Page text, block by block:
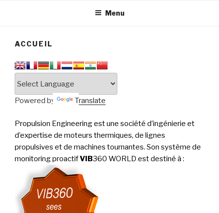
PERFORMANCE
Menu
ACCUEIL
Powered by Translate
Propulsion Engineering est une société d’ingénierie et
d’expertise de moteurs thermiques, de lignes
propulsives et de machines tournantes. Son système de
monitoring proactifVIB360 WORLD est destiné à :